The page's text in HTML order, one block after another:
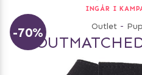
INGÅR I
-70% Outlet -